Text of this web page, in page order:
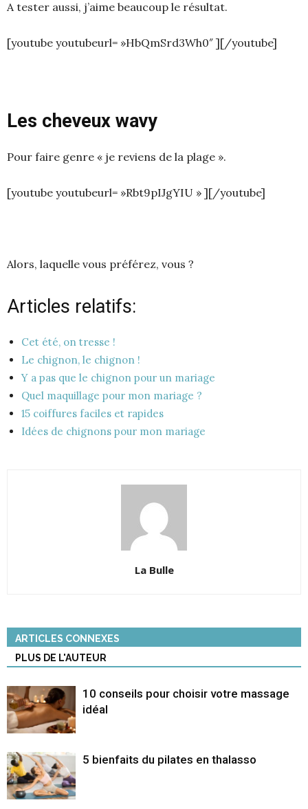
A tester aussi, j’aime beaucoup le résultat.
[youtube youtubeurl= »HbQmSrd3Wh0″ ][/youtube]
Les cheveux wavy
Pour faire genre « je reviens de la plage ».
[youtube youtubeurl= »Rbt9pIJgYIU » ][/youtube]
Alors, laquelle vous préférez, vous ?
Articles relatifs:
Cet été, on tresse !
Le chignon, le chignon !
Y a pas que le chignon pour un mariage
Quel maquillage pour mon mariage ?
15 coiffures faciles et rapides
Idées de chignons pour mon mariage
La Bulle
ARTICLES CONNEXES
PLUS DE L'AUTEUR
10 conseils pour choisir votre massage
idéal
5 bienfaits du pilates en thalasso